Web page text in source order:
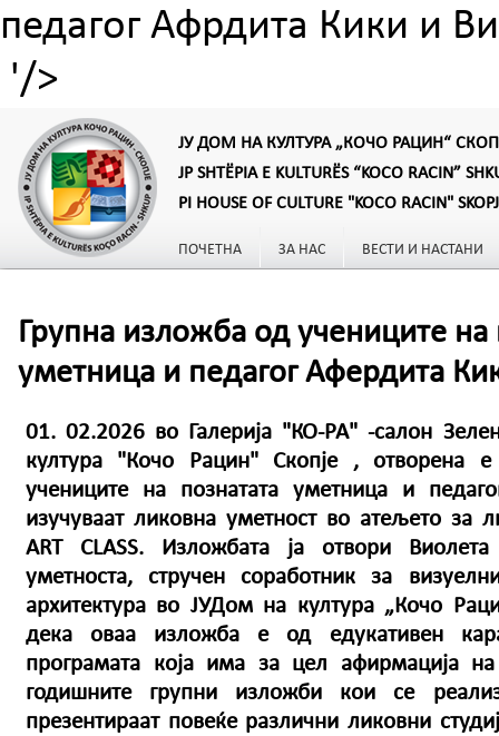
педагог Афрдита Кики и
'/>
ЈУ ДОМ НА КУЛТУРА „КОЧО РАЦИН“
JP SHTËPIA E KULTURËS “KOCO RACIN”
PI HOUSE OF CULTURE "KOCO RACIN"
ПОЧЕТНА ЗА НАС ВЕСТИ И НАСТАНИ
Групна изложба од учениците на
уметница и педагог Афердита
01. 02.2026 во Галерија "КО-РА" -салон
култура "Кочо Рацин" Скопје , отворена
учениците на познатата уметница и
изучуваат ликовна уметност во атељето за
ART CLASS. Изложбата ја отвори
уметноста, стручен соработник за
архитектура во ЈУДом на култура „Кочо
дека оваа изложба е од едукативен
програмата која има за цел афирмација
годишните групни изложби кои се
презентираат повеќе различни ликовни